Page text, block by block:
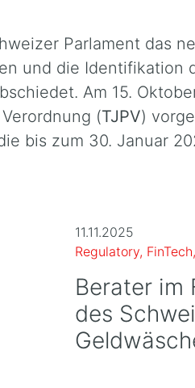
Parlament das
und die Identifikation
Am 15.
(TJPV)
bis zum 30. Januar
11.11.2025
Regulatory,
Berater im
des